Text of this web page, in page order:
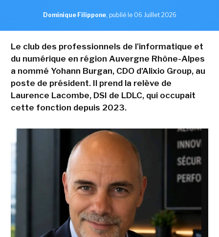
Dominique Filippone, publié le 06 Juillet 2026
Le club des professionnels de l'informatique et
du numérique en région Auvergne Rhône-Alpes
a nommé Yohann Burgan, CDO d'Alixio Group, au
poste de président. Il prend la relève de
Laurence Lacombe, DSI de LDLC, qui occupait
cette fonction depuis 2023.